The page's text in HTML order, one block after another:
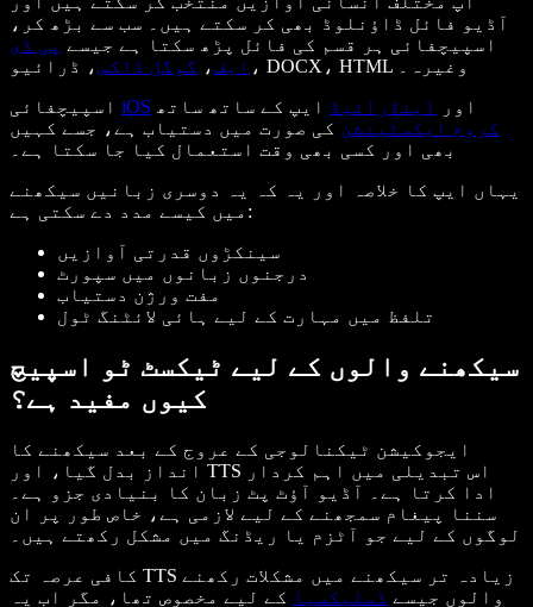
آڈیو فائل ڈاؤنلوڈ بھی کر سکتے ہیں۔ سب سے بڑھ کر،
اسپیچفائی ہر قسم کی فائل پڑھ سکتا ہے جیسے پی ڈی
ایف، گوگل ڈاکس
، ڈرائیو، DOCX، HTML وغیرہ۔
iOS اور اینڈرائیڈ
ایپ کے ساتھ ساتھ
کروم ایکسٹینشن کی صورت میں دستیاب ہے، جسے کہیں
بھی اور کسی بھی وقت استعمال کیا جا سکتا ہے۔
یہاں ایپ کا خلاصہ اور یہ کہ یہ دوسری زبانیں سیکھنے
میں کیسے مدد دے سکتی ہے:
سینکڑوں قدرتی آوازیں
درجنوں زبانوں میں سپورٹ
مفت ورژن دستیاب
تلفظ میں مہارت کے لیے ہائی لائٹنگ ٹول
سیکھنے والوں کے لیے ٹیکسٹ ٹو اسپیچ
کیوں مفید ہے؟
ایجوکیشن ٹیکنالوجی کے عروج کے بعد سیکھنے کا
انداز بدل گیا، اور TTS اس تبدیلی میں اہم کردار
ادا کرتا ہے۔ آڈیو آؤٹ پٹ زبان کا بنیادی جزو ہے۔
سننا پیغام سمجھنے کے لیے لازمی ہے، خاص طور پر ان
لوگوں کے لیے جو آٹزم یا ریڈنگ میں مشکل رکھتے ہیں۔
کافی عرصہ تک TTS زیادہ تر سیکھنے میں مشکلات رکھنے
والوں جیسے ڈسلیکسیا کے لیے مخصوص تھا، مگر اب یہ